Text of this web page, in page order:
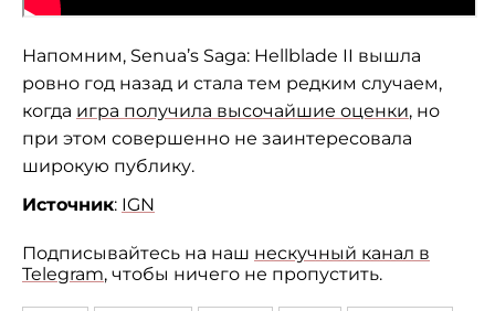
Напомним, Senua’s Saga: Hellblade II вышла
ровно год назад и стала тем редким случаем,
когда игра получила высочайшие оценки, но
при этом совершенно не заинтересовала
широкую публику.
Источник: IGN
Подписывайтесь на наш нескучный канал в
Telegram, чтобы ничего не пропустить.